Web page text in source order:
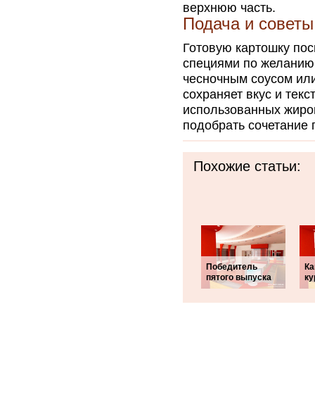
верхнюю часть.
Подача и
Готовую картошку
специями по
чесночным соусом
сохраняет вкус и
использованных
подобрать сочетание
Похожие статьи:
Победитель
пятого выпуска